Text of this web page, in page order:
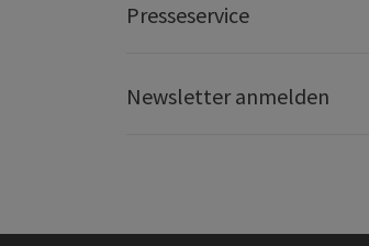
Presseservice
Newsletter anmelden